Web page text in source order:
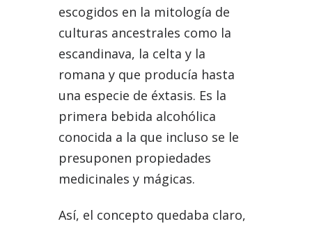
escogidos en la mitología de
culturas ancestrales como la
escandinava, la celta y la
romana y que producía hasta
una especie de éxtasis. Es la
primera bebida alcohólica
conocida a la que incluso se le
presuponen propiedades
medicinales y mágicas.
Así, el concepto quedaba claro,